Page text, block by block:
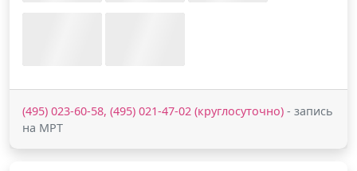
(495) 023-60-58, (495) 021-47-02 (круглосуточно) - запись
на МРТ